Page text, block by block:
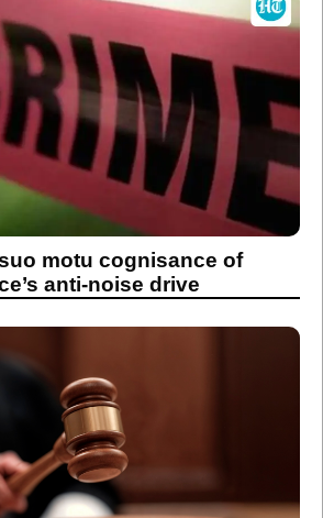
motu cognisance of
anti-noise drive